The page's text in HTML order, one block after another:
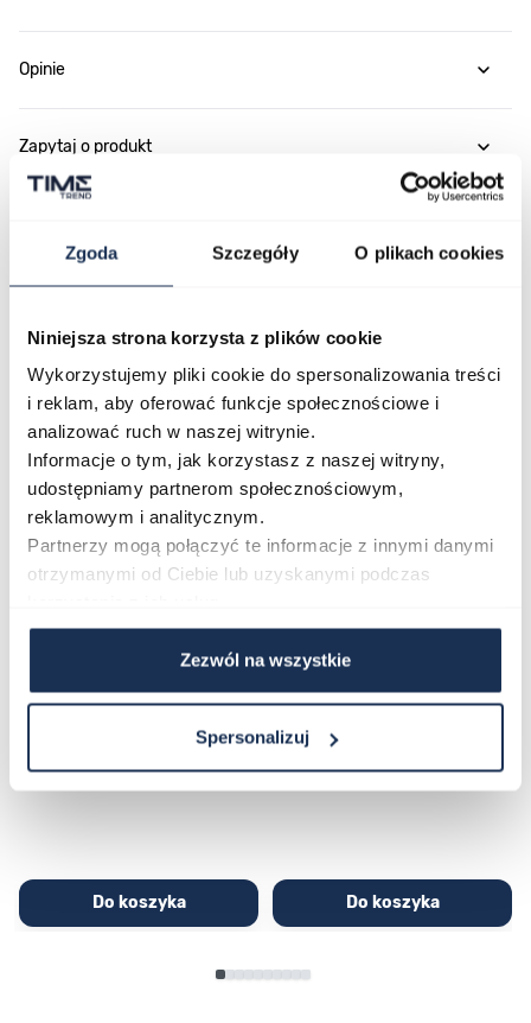
Zgoda Szczegóły O plikach cookies
Niniejsza strona korzysta z plików cookie
Wykorzystujemy pliki cookie do spersonalizowania treści
i reklam, aby oferować funkcje społecznościowe i
analizować ruch w naszej witrynie.
Informacje o tym, jak korzystasz z naszej witryny,
udostępniamy partnerom społecznościowym,
reklamowym i analitycznym.
Partnerzy mogą połączyć te informacje z innymi danymi
otrzymanymi od Ciebie lub uzyskanymi podczas
Zezwól na wszystkie
Spersonalizuj
Opinie
Zapytaj o produkt
Najczęściej kupowane
Poruszanie się po elementach karuzeli jest możliwe za pomocą
Naciśnij, aby pominąć karuzelę
Naciśnij, aby przejść do nawigacji karuzeli
CASIO Sport AE-1200WHD-
1AVEF
Do koszyka
Casio Sport AQ-230GA-
9DMQYES
03311457
Do koszyka